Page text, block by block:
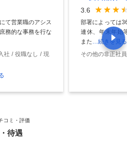
て営業職のアシス
務的な事務を行な
社 役職なし
現
3.6
部署によっては
連休、年末年始
また …続きを見る
その他の非正社員
コミ・評価
待遇